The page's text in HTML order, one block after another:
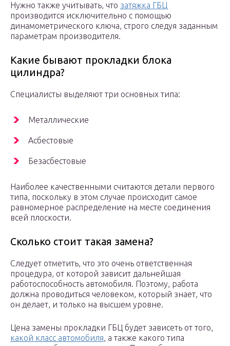
Нужно также учитывать, что затяжка ГБЦ
производится исключительно с помощью
динамометрического ключа, строго следуя заданным
параметрам производителя.
Какие бывают прокладки блока
цилиндра?
Специалисты выделяют три основных типа:
Металлические
Асбестовые
Безасбестовые
Наиболее качественными считаются детали первого
типа, поскольку в этом случае происходит самое
равномерное распределение на месте соединения
всей плоскости.
Сколько стоит такая замена?
Следует отметить, что это очень ответственная
процедура, от которой зависит дальнейшая
работоспособность автомобиля. Поэтому, работа
должна проводиться человеком, который знает, что
он делает, и только на высшем уровне.
Цена замены прокладки ГБЦ будет зависеть от того,
какой класс автомобиля, а также какого типа